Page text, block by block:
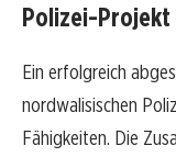
Polizei-
Ein erfolgreich
nordwalisischen
Fähigkeiten. Die